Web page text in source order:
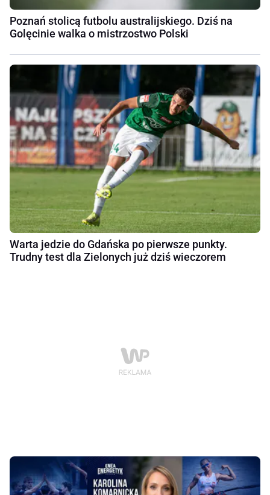
Poznań stolicą futbolu australijskiego. Dziś na
Golęcinie walka o mistrzostwo Polski
Warta jedzie do Gdańska po pierwsze punkty.
Trudny test dla Zielonych już dziś wieczorem